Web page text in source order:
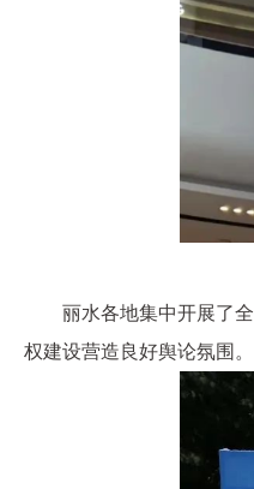
丽水各地集中开展了
权建设营造良好舆论氛围。